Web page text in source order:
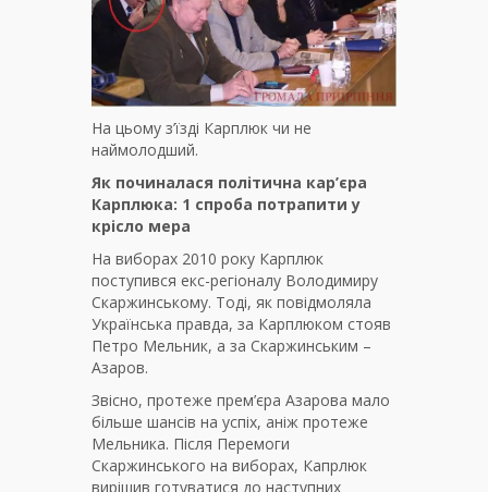
На цьому з’їзді Карплюк чи не
наймолодший.
Як починалася політична кар’єра
Карплюка: 1 спроба потрапити у
крісло мера
На виборах 2010 року Карплюк
поступився екс-регіоналу Володимиру
Скаржинському. Тоді, як повідмоляла
Українська правда, за Карплюком стояв
Петро Мельник, а за Скаржинським –
Азаров.
Звісно, протеже прем’єра Азарова мало
більше шансів на успіх, аніж протеже
Мельника. Після Перемоги
Скаржинського на виборах, Капрлюк
вирішив готуватися до наступних